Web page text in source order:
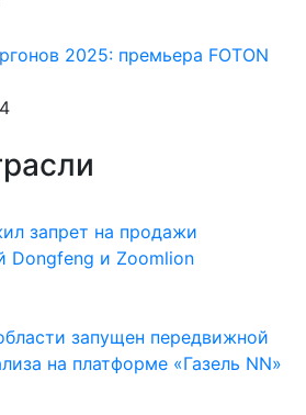
2025: премьера FOTON
запрет на продажи
Dongfeng и Zoomlion
запущен передвижной
на платформе «Газель NN»